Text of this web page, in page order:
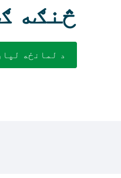
څنګه
د لمانځه